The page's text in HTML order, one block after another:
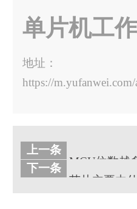
单片机工
地址：
https://
上一条
MCU位数越
下一条